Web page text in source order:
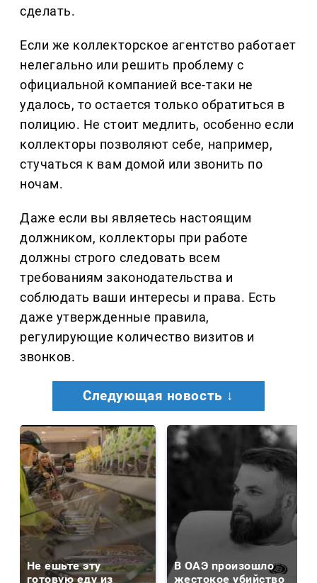
сделать.
Если же коллекторское агентство работает
нелегально или решить проблему с
официальной компанией все-таки не
удалось, то остается только обратиться в
полицию. Не стоит медлить, особенно если
коллекторы позволяют себе, например,
стучаться к вам домой или звонить по
ночам.
Даже если вы являетесь настоящим
должником, коллекторы при работе
должны строго следовать всем
требованиям законодательства и
соблюдать ваши интересы и права. Есть
даже утвержденные правила,
регулирующие количество визитов и
звонков.
Следующая новость ↓
Не ешьте эту
готовую еду из
В ОАЭ произошло
жестокое убийство